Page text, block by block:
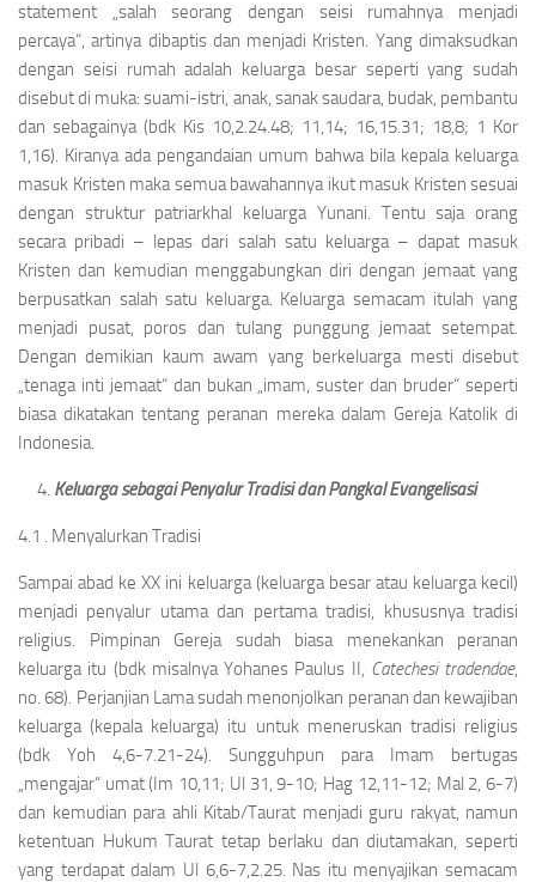
statement „salah seorang dengan seisi rumahnya menjadi
percaya“, artinya dibaptis dan menjadi Kristen. Yang dimaksudkan
dengan seisi rumah adalah keluarga besar seperti yang sudah
disebut di muka: suami-istri, anak, sanak saudara, budak, pembantu
dan sebagainya (bdk Kis 10,2.24.48; 11,14; 16,15.31; 18,8; 1 Kor
1,16). Kiranya ada pengandaian umum bahwa bila kepala keluarga
masuk Kristen maka semua bawahannya ikut masuk Kristen sesuai
dengan struktur patriarkhal keluarga Yunani. Tentu saja orang
secara pribadi – lepas dari salah satu keluarga – dapat masuk
Kristen dan kemudian menggabungkan diri dengan jemaat yang
berpusatkan salah satu keluarga. Keluarga semacam itulah yang
menjadi pusat, poros dan tulang punggung jemaat setempat.
Dengan demikian kaum awam yang berkeluarga mesti disebut
„tenaga inti jemaat“ dan bukan „imam, suster dan bruder“ seperti
biasa dikatakan tentang peranan mereka dalam Gereja Katolik di
Indonesia.
Keluarga sebagai Penyalur Tradisi dan Pangkal Evangelisasi
4.1 . Menyalurkan Tradisi
Sampai abad ke XX ini keluarga (keluarga besar atau keluarga kecil)
menjadi penyalur utama dan pertama tradisi, khususnya tradisi
religius. Pimpinan Gereja sudah biasa menekankan peranan
keluarga itu (bdk misalnya Yohanes Paulus II, Catechesi tradendae,
no. 68). Perjanjian Lama sudah menonjolkan peranan dan kewajiban
keluarga (kepala keluarga) itu untuk meneruskan tradisi religius
(bdk Yoh 4,6-7.21-24). Sungguhpun para Imam bertugas
„mengajar“ umat (Im 10,11; Ul 31, 9-10; Hag 12,11-12; Mal 2, 6-7)
dan kemudian para ahli Kitab/Taurat menjadi guru rakyat, namun
ketentuan Hukum Taurat tetap berlaku dan diutamakan, seperti
yang terdapat dalam Ul 6,6-7,2.25. Nas itu menyajikan semacam